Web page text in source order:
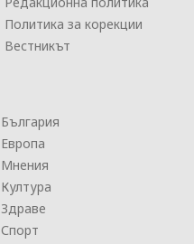
Политика за корекции
Вестникът
България
Европа
Мнения
Култура
Здраве
Спорт